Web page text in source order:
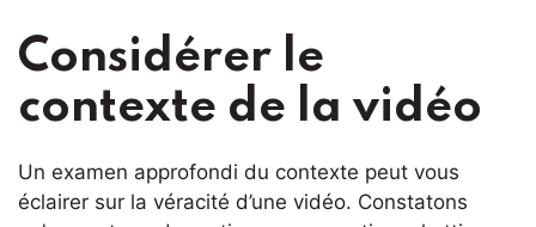
Considérer le
contexte de la vidéo
Un examen approfondi du contexte peut vous
éclairer sur la véracité d’une vidéo. Constatons